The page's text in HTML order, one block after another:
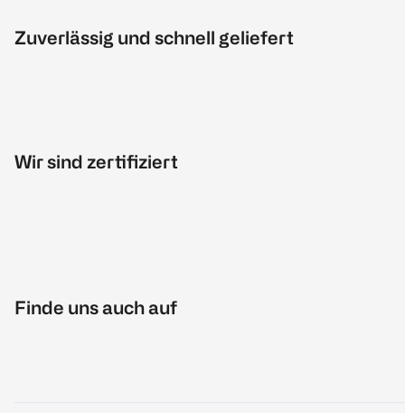
Zuverlässig und schnell geliefert
Wir sind zertifiziert
Finde uns auch auf